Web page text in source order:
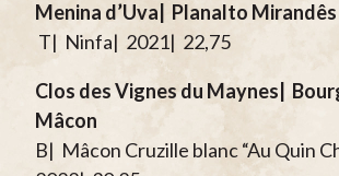
Menina d’Uva| Planalto Mirandês
T| Ninfa| 2021| 22,75
Clos des Vignes du Maynes|
Mâcon
B| Mâcon Cruzille blanc “Au Quin